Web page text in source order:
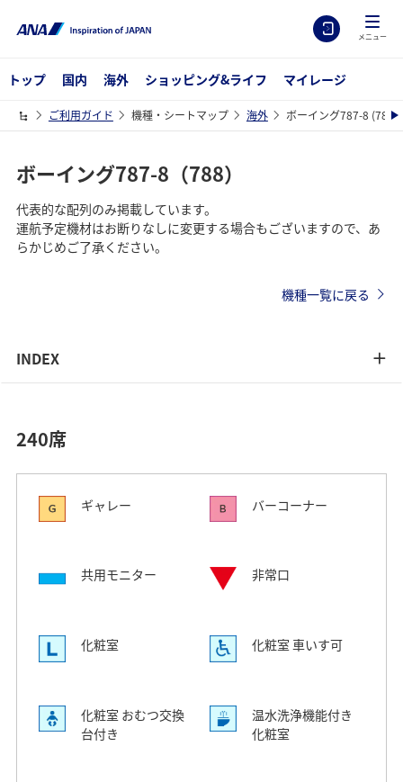
メニュー
トップ 国内 海外 ショッピング&ライフ マイレージ
ご利用ガイド 機種・シートマップ 海外 ボーイング787-8 (788)
ボーイング787-8（788）
代表的な配列のみ掲載しています。
運航予定機材はお断りなしに変更する場合もございますので、あ
らかじめご了承ください。
機種一覧に戻る
INDEX
240席
ギャレー バーコーナー
共用モニター 非常口
化粧室 化粧室 車いす可
化粧室 おむつ交換
台付き
温水洗浄機能付き
化粧室